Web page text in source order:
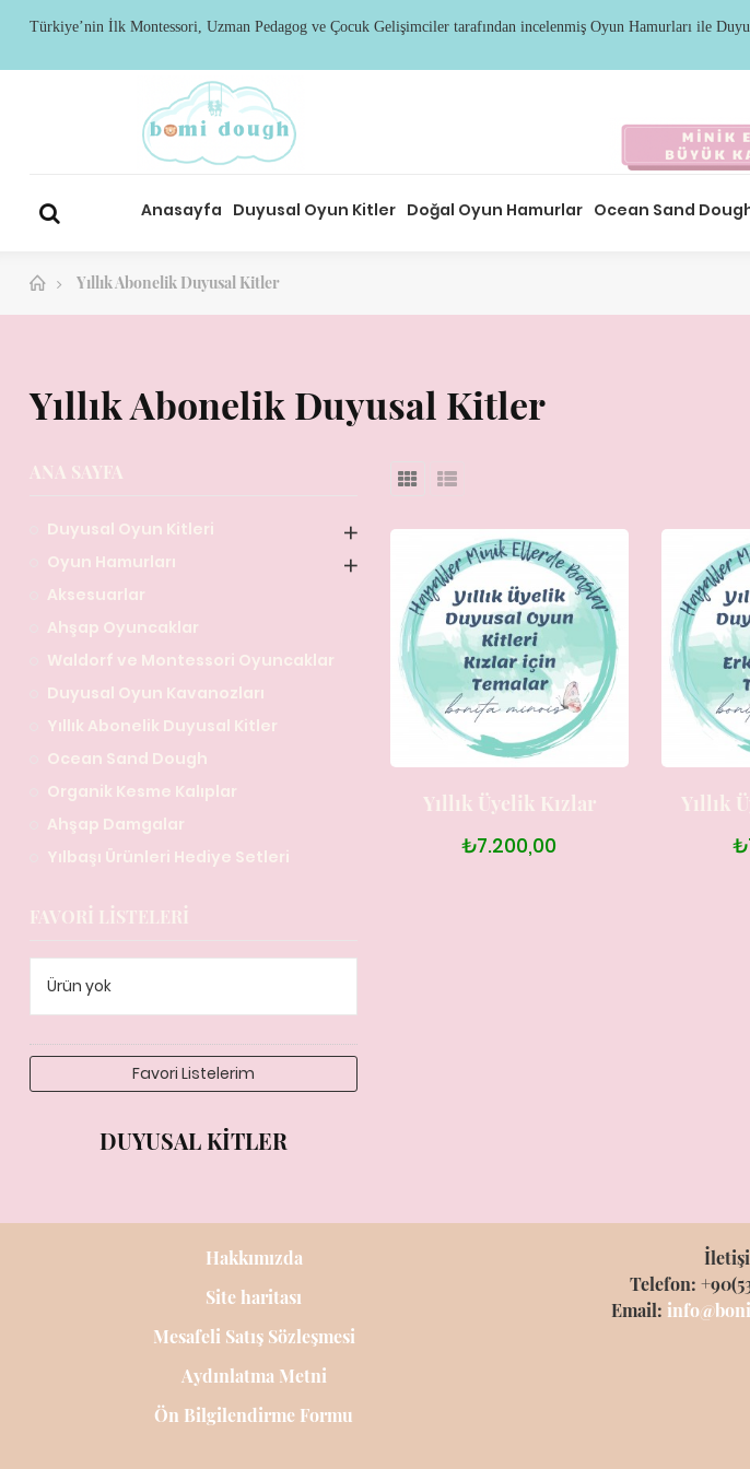
Türkiye’nin İlk Montessori, Uzman Pedagog ve Çocuk Gelişimciler tarafından incelenmiş Oyun Hamurları ile
Anasayfa Duyusal Oyun Kitler Doğal Oyun Hamurlar Ocean Sand
Yıllık Abonelik Duyusal Kitler
Yıllık Abonelik Duyusal Kitler
Yıllık Üyelik Kızlar
₺7.200,00
Yıllık
ANA SAYFA
Duyusal Oyun Kitleri
Oyun Hamurları
Aksesuarlar
Ahşap Oyuncaklar
Waldorf ve Montessori Oyuncaklar
Duyusal Oyun Kavanozları
Yıllık Abonelik Duyusal Kitler
Ocean Sand Dough
Organik Kesme Kalıplar
Ahşap Damgalar
Yılbaşı Ürünleri Hediye Setleri
FAVORI LISTELERI
Ürün yok
Favori Listelerim
DUYUSAL KITLER
Hakkımızda
Site haritası
Mesafeli Satış Sözleşmesi
Aydınlatma Metni
Ön Bilgilendirme Formu
Telefon:
Email: